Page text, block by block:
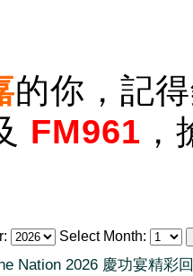
的你，記
FM961
Select Month:
Nation 2026 慶功宴精彩